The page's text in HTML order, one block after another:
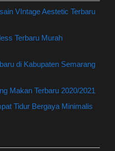
VIntage Aestetic Terbaru
Terbaru Murah
di Kabupaten Semarang
Makan Terbaru 2020/2021
Tidur Bergaya Minimalis